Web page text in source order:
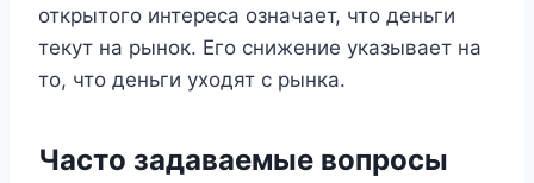
открытого интереса означает, что деньги
текут на рынок. Его снижение указывает на
то, что деньги уходят с рынка.
Часто задаваемые вопросы